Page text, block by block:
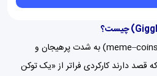
در روزهایی که بازار میم‌کوین‌ها (meme–coins) به شدت پرهیجان و
قصد دارند کارکردی فراتر از «یک توکن